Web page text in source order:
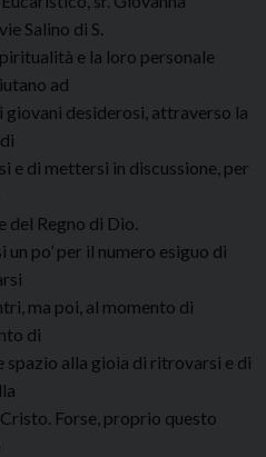
Salino di S.
e la loro personale
ad
giovani desiderosi, attraverso la
e di mettersi in discussione, per
del Regno di Dio.
po’ per il numero esiguo di
ma poi, al momento di
di
spazio alla gioia di ritrovarsi e di
Forse, proprio questo